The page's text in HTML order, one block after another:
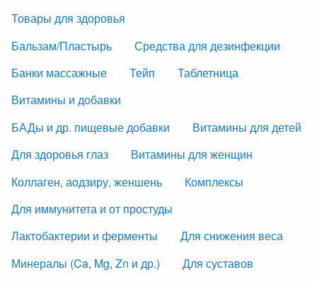
Товары для здоровья
Бальзам/Пластырь
Средства для дезинфекции
Банки массажные
Тейп
Таблетница
Витамины и добавки
БАДы и др. пищевые добавки
Витамины для детей
Для здоровья глаз
Витамины для женщин
Коллаген, аодзиру, женшень
Комплексы
Для иммунитета и от простуды
Лактобактерии и ферменты
Для снижения веса
Минералы (Ca, Mg, Zn и др.)
Для суставов